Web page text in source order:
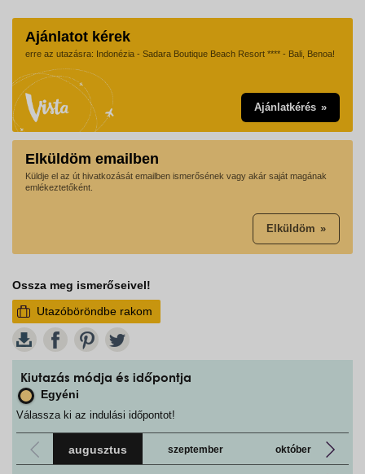
Ajánlatot kérek
erre az utazásra: Indonézia - Sadara Boutique Beach Resort **** - Bali, Benoa!
Ajánlatkérés
Elküldöm emailben
Küldje el az út hivatkozását emailben ismerősének vagy akár saját magának
emlékeztetőként.
Elküldöm
Ossza meg ismerőseivel!
Utazóböröndbe rakom
Kiutazás módja és időpontja
Egyéni
Válassza ki az indulási időpontot!
augusztus szeptember október